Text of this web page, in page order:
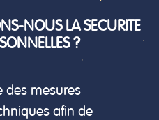
NOUS LA SECURITE
?
des mesures
afin de